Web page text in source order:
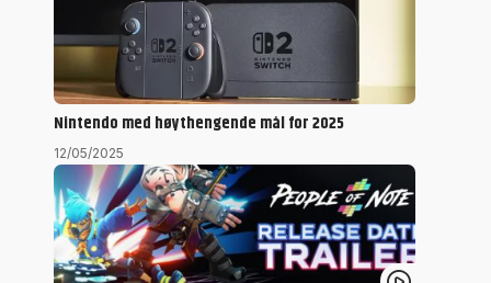
Nintendo med høythengende mål for 2025
12/05/2025